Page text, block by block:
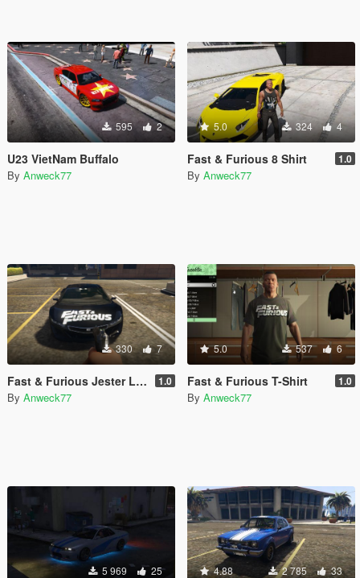
595 2
U23 VietNam Buffalo
By Anweck77
5.0 324 4
Fast & Furious 8 Shirt 1.0
By Anweck77
330 7
Fast & Furious Jester Livery 1.0
By Anweck77
5.0 537 6
Fast & Furious T-Shirt 1.0
By Anweck77
5 969 25 4.88 2 785 33